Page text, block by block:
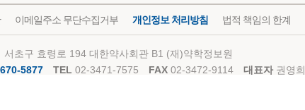
이메일주소 무단수집거부 개인정보 처리방침 법적 책임의 한계
서초구 효령로 194 대한약사회관 B1 (재)약학정보원
5877
TEL 02-3471-7575 FAX 02-3472-9114 대표자 권영희